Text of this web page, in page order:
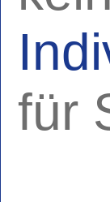
für